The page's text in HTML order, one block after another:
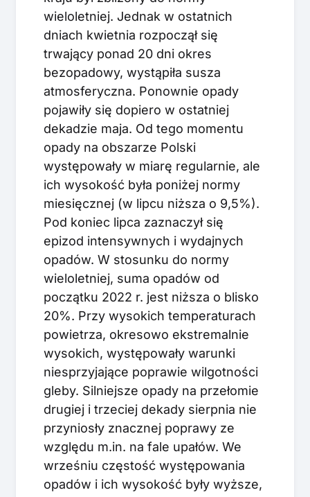
wieloletniej. Jednak w ostatnich
dniach kwietnia rozpoczął się
trwający ponad 20 dni okres
bezopadowy, wystąpiła susza
atmosferyczna. Ponownie opady
pojawiły się dopiero w ostatniej
dekadzie maja. Od tego momentu
opady na obszarze Polski
występowały w miarę regularnie, ale
ich wysokość była poniżej normy
miesięcznej (w lipcu niższa o 9,5%).
Pod koniec lipca zaznaczył się
epizod intensywnych i wydajnych
opadów. W stosunku do normy
wieloletniej, suma opadów od
początku 2022 r. jest niższa o blisko
20%. Przy wysokich temperaturach
powietrza, okresowo ekstremalnie
wysokich, występowały warunki
niesprzyjające poprawie wilgotności
gleby. Silniejsze opady na przełomie
drugiej i trzeciej dekady sierpnia nie
przyniosły znacznej poprawy ze
względu m.in. na fale upałów. We
wrześniu częstość występowania
opadów i ich wysokość były wyższe,